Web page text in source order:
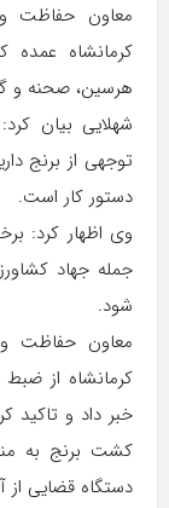
معاون حفاظت
کرمانشاه
هرسین، صحنه و
شهلایی بیان
توجهی از برنج
دستور کار است.
وی اظهار کرد:
جمله جهاد
شود.
معاون حفاظت
کرمانشاه از
خبر داد و تاکید
کشت برنج به
دستگاه قضایی از